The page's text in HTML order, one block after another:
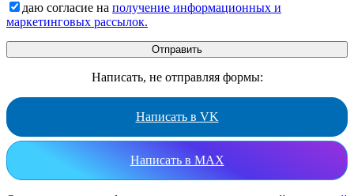
даю согласие на получение информационных и
маркетинговых рассылок.
Написать, не отправляя формы:
Написать в VK
Написать в MAX